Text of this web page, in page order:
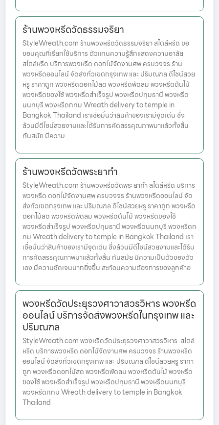
ร้านพวงหรีดวัดธรรมจริยา
StyleWreath.com ร้านพวงหรีดวัดธรรมจริยา สไตล์หรีด ขอ
ขอบคุณที่เรียกใช้บริการ ตัวแทนความรู้สึกแสดงความอาลัย
สไตล์หรีด บริการพวงหรีด ดอกไม้จัดงานศพ ครบวงจร ร้าน
พวงหรีดออนไลน์ จัดส่งทั่วเขตกรุงเทพ และ ปริมณฑล ดีไซน์สวย
หรู ราคาถูก พวงหรีดดอกไม้สด พวงหรีดพัดลม พวงหรีดต้นไม้
พวงหรีดของใช้ พวงหรีดสำเร็จรูป พวงหรีดปทุมธานี พวงหรีด
นนทบุรี พวงหรีดกทม Wreath delivery to temple in
Bangkok Thailand เราเชื่อมั่นว่าสินค้าของเรามีจุดเด่น ซึ่ง
ล้วนมีดีไซน์สวยงามและได้รับการคัดสรรคุณภาพมาแล้วทั้งสิ้น
ทันสมัย มีความ
ร้านพวงหรีดวัดพระยาทำ
StyleWreath.com ร้านพวงหรีดวัดพระยาทำ สไตล์หรีด บริการ
พวงหรีด ดอกไม้จัดงานศพ ครบวงจร ร้านพวงหรีดออนไลน์ จัด
ส่งทั่วเขตกรุงเทพ และ ปริมณฑล ดีไซน์สวยหรู ราคาถูก พวงหรีด
ดอกไม้สด พวงหรีดพัดลม พวงหรีดต้นไม้ พวงหรีดของใช้
พวงหรีดสำเร็จรูป พวงหรีดปทุมธานี พวงหรีดนนทบุรี พวงหรีดก
ทม Wreath delivery to temple in Bangkok Thailand เรา
เชื่อมั่นว่าสินค้าของเรามีจุดเด่น ซึ่งล้วนมีดีไซน์สวยงามและได้รับ
การคัดสรรคุณภาพมาแล้วทั้งสิ้น ทันสมัย มีความเป็นตัวของตัว
เอง มีความชัดเจนมากยิ่งขึ้น สะท้อนความต้องการของลูกค้าอ
พวงหรีดวัดประยุรวงศาวาสวรวิหาร พวงหรีด
ออนไลน์ บริการจัดส่งพวงหรีดในกรุงเทพ และ
ปริมณฑล
StyleWreath.com พวงหรีดวัดประยุรวงศาวาสวรวิหาร สไตล์
หรีด บริการพวงหรีด ดอกไม้จัดงานศพ ครบวงจร ร้านพวงหรีด
ออนไลน์ จัดส่งทั่วเขตกรุงเทพ และ ปริมณฑล ดีไซน์สวยหรู ราคา
ถูก พวงหรีดดอกไม้สด พวงหรีดพัดลม พวงหรีดต้นไม้ พวงหรีด
ของใช้ พวงหรีดสำเร็จรูป พวงหรีดปทุมธานี พวงหรีดนนทบุรี
พวงหรีดกทม Wreath delivery to temple in Bangkok
Thailand